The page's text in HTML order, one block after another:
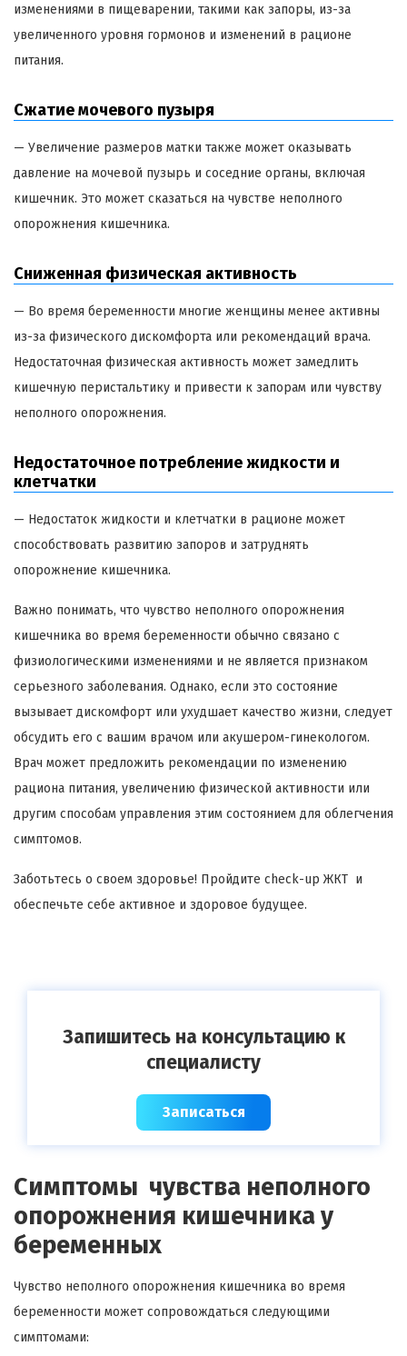
изменениями в пищеварении, такими как запоры, из-за
увеличенного уровня гормонов и изменений в рационе
питания.
Сжатие мочевого пузыря
— Увеличение размеров матки также может оказывать
давление на мочевой пузырь и соседние органы, включая
кишечник. Это может сказаться на чувстве неполного
опорожнения кишечника.
Сниженная физическая активность
— Во время беременности многие женщины менее активны
из-за физического дискомфорта или рекомендаций врача.
Недостаточная физическая активность может замедлить
кишечную перистальтику и привести к запорам или чувству
неполного опорожнения.
Недостаточное потребление жидкости и
клетчатки
— Недостаток жидкости и клетчатки в рационе может
способствовать развитию запоров и затруднять
опорожнение кишечника.
Важно понимать, что чувство неполного опорожнения
кишечника во время беременности обычно связано с
физиологическими изменениями и не является признаком
серьезного заболевания. Однако, если это состояние
вызывает дискомфорт или ухудшает качество жизни, следует
обсудить его с вашим врачом или акушером-гинекологом.
Врач может предложить рекомендации по изменению
рациона питания, увеличению физической активности или
другим способам управления этим состоянием для облегчения
симптомов.
Заботьтесь о своем здоровье! Пройдите check-up ЖКТ и
обеспечьте себе активное и здоровое будущее.
Запишитесь на консультацию к
специалисту
Записаться
Симптомы чувства неполного
опорожнения кишечника у
беременных
Чувство неполного опорожнения кишечника во время
беременности может сопровождаться следующими
симптомами: